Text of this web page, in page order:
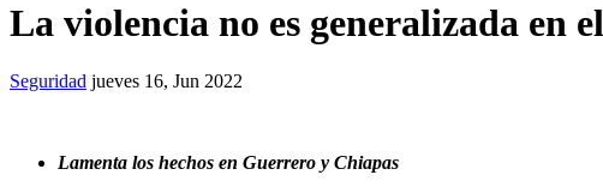
La violencia no es generalizada en
Seguridad jueves 16, Jun 2022
Lamenta los hechos en Guerrero y Chiapas